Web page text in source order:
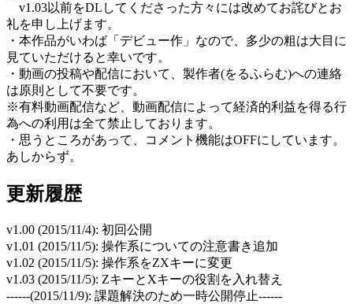
v1.03以前をDLしてくださった方々には改めてお詫びとお
礼を申し上げます。
・本作品がいわば「デビュー作」なので、多少の粗は大目に
見ていただけると幸いです。
・動画の投稿や配信において、製作者(をるふらむ)への連絡
は原則として不要です。
※有料動画配信など、動画配信によって経済的利益を得る行
為への利用は全て禁止しております。
・思うところがあって、コメント機能はOFFにしています。
あしからず。
更新履歴
v1.00 (2015/11/4): 初回公開
v1.01 (2015/11/5): 操作系についての注意書き追加
v1.02 (2015/11/5): 操作系をZXキーに変更
v1.03 (2015/11/5): ZキーとXキーの役割を入れ替え
------(2015/11/9): 課題解決のため一時公開停止------